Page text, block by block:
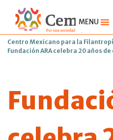
MENU
Centro Mexicano para la
Fundación ARA celebra 20 años